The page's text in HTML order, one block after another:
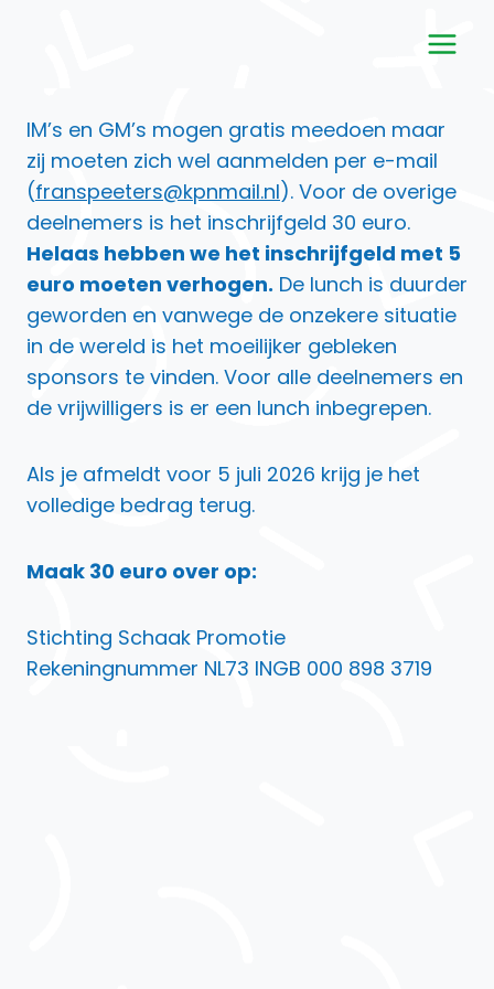
IM’s en GM’s mogen gratis meedoen maar
zij moeten zich wel aanmelden per e-mail
(franspeeters@kpnmail.nl). Voor de overige
deelnemers is het inschrijfgeld 30 euro.
Helaas hebben we het inschrijfgeld met 5
euro moeten verhogen. De lunch is duurder
geworden en vanwege de onzekere situatie
in de wereld is het moeilijker gebleken
sponsors te vinden. Voor alle deelnemers en
de vrijwilligers is er een lunch inbegrepen.
Als je afmeldt voor 5 juli 2026 krijg je het
volledige bedrag terug.
Maak 30 euro over op:
Stichting Schaak Promotie
Rekeningnummer NL73 INGB 000 898 3719